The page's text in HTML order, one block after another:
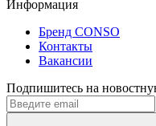
Информация
Бренд CONSO
Контакты
Вакансии
Подпишитесь на